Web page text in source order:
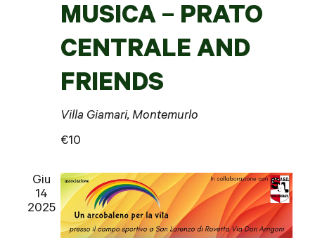
MUSICA – PRATO
CENTRALE AND
FRIENDS
Villa Giamari, Montemurlo
€10
Giu
14
2025